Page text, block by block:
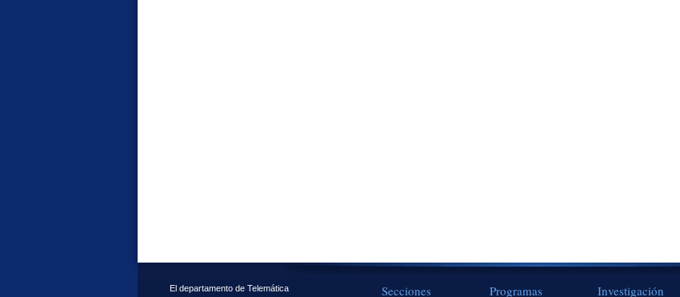
El departamento de Telemática
Secciones Programas Investigación